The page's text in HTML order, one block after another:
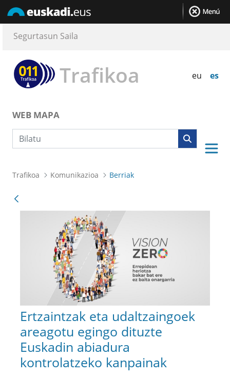
Trafikoa eu es
Segurtasun Saila
WEB MAPA
Bilaketa
Trafikoa Komunikazioa Berriak
Ertzaintzak eta udaltzaingoek
areagotu egingo dituzte
Euskadin abiadura
kontrolatzeko kanpainak